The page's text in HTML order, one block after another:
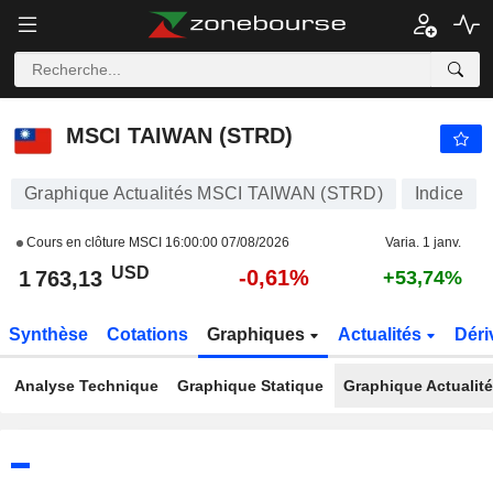
MSCI TAIWAN (STRD)
MSCI TAIWAN (STRD)
Graphique Actualités MSCI TAIWAN (STRD) Indice
Cours en clôture MSCI 16:00:00 07/08/2026 Varia. 1 janv.
1 763,13 USD -0,61% +53,74%
Synthèse Cotations Graphiques Actualités
Analyse Technique Graphique Statique Graphique